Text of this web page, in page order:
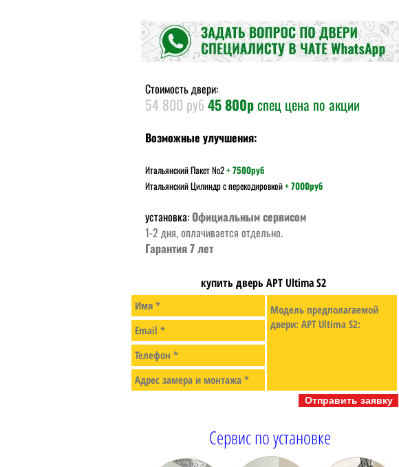
Стоимость двери:
54 800 руб 45 800рспец цена по акции
Возможные улучшения:
Итальянский Пакет №2+ 7500руб
Итальянский Цилиндр с перекодировкой+ 7000руб
установка:Официальным сервисом
1-2 дня, оплачивается отдельно.
Гарантия 7 лет
купить дверь АРТ Ultima S2
Отправить заявку
Сервис по установке